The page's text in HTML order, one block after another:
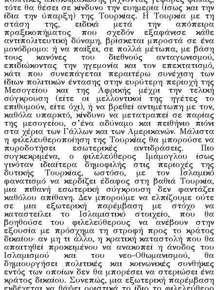
τότε θα θέσει σε κίνδυνο την ευημερία (ίσως και την
ίδια την ύπαρξη) της Τουρκίας. H Τουρκία με τη
στάση της, ειδικά μετά την απόπειρα
πραξικοπήματος που σχεδόν εξαφάνισε κάθε
αντιπολιτευτική δύναμη, βρίσκεται μπροστά σε ένα
μονόδρομο: ή να παίξει, σε πολλά μέτωπα, με βάση
τους κανόνες του διεθνούς ανταγωνισμού,
επιδιώκοντας την ηγεμονία και τον επεκτατισμό,
κάτι που συνεπάγεται περαιτέρω συνέχιση των
ίδιων πολιτικών έντασης στην ευρύτερη περιοχή της
Μεσογείου και της Αφρικής μέχρι την τελική
σύγκρουση (είτε οι μελλοντικοί της ηγέτες το
επιθυμούν, είτε όχι), ή να βρεθεί αντιμέτωπη με τον,
καθόλα υπαρκτό, κίνδυνο να μετατραπεί σε παρίας
της μεσογείου, σ’ένα αδύναμο και πειθήνιο πιόνι
στα χέρια των Γάλλων και των Αμερικανών. Μάλιστα
η φιλελευθεροποίηση της Τουρκίας θα μπορούσε να
πυροδοτήσει εσωτερικές αντιδράσεις. Πιο
συγκεκριμένα, ο φιλελεύθερος Ιμάμογλου ίσως
γινόταν ιδιαίτερα δημοφιλής στις περιοχές της
δυτικής Τουρκίας, ωστόσο, με τον Ισλαμικό
φανατισμό να κερδίζει έδαφος στη βαθιά Τουρκία,
μια πιθανή εσωτερική σύγκρουση δεν φαντάζει
καθόλου απίθανη. Δεν μπορούμε να ελπίζουμε ούτε
σε μια εξωτερική παρέμβαση με στόχο να
καταστείλει το Ισλαμιστικό στοιχείο, που θα
βοηθούσε του φιλελεύθερους να ανέβουν στην
εξουσία με πρόσχημα τη στροφή προς το κράτος
δικαίου· αν μη τι άλλο, η κρατική καταστολή που θα
απαιτηθεί προκειμένου να ανακοπεί η άνοδος του
Ισλαμισμού και του νεο-Οθωμανισμού, θα
δημιουργήσει πολιτικές και κοινωνικές συνθήκες
εντός των οποίων δεν θα μπορέσει να στεριώσει ένα
κράτος δικαίου. Συνεπώς, μια εξωτερική παρέμβαση